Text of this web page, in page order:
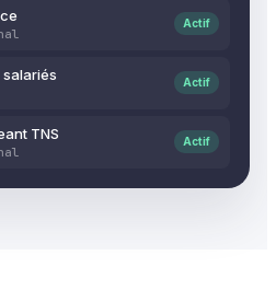
Actif
salariés Actif
TNS Actif